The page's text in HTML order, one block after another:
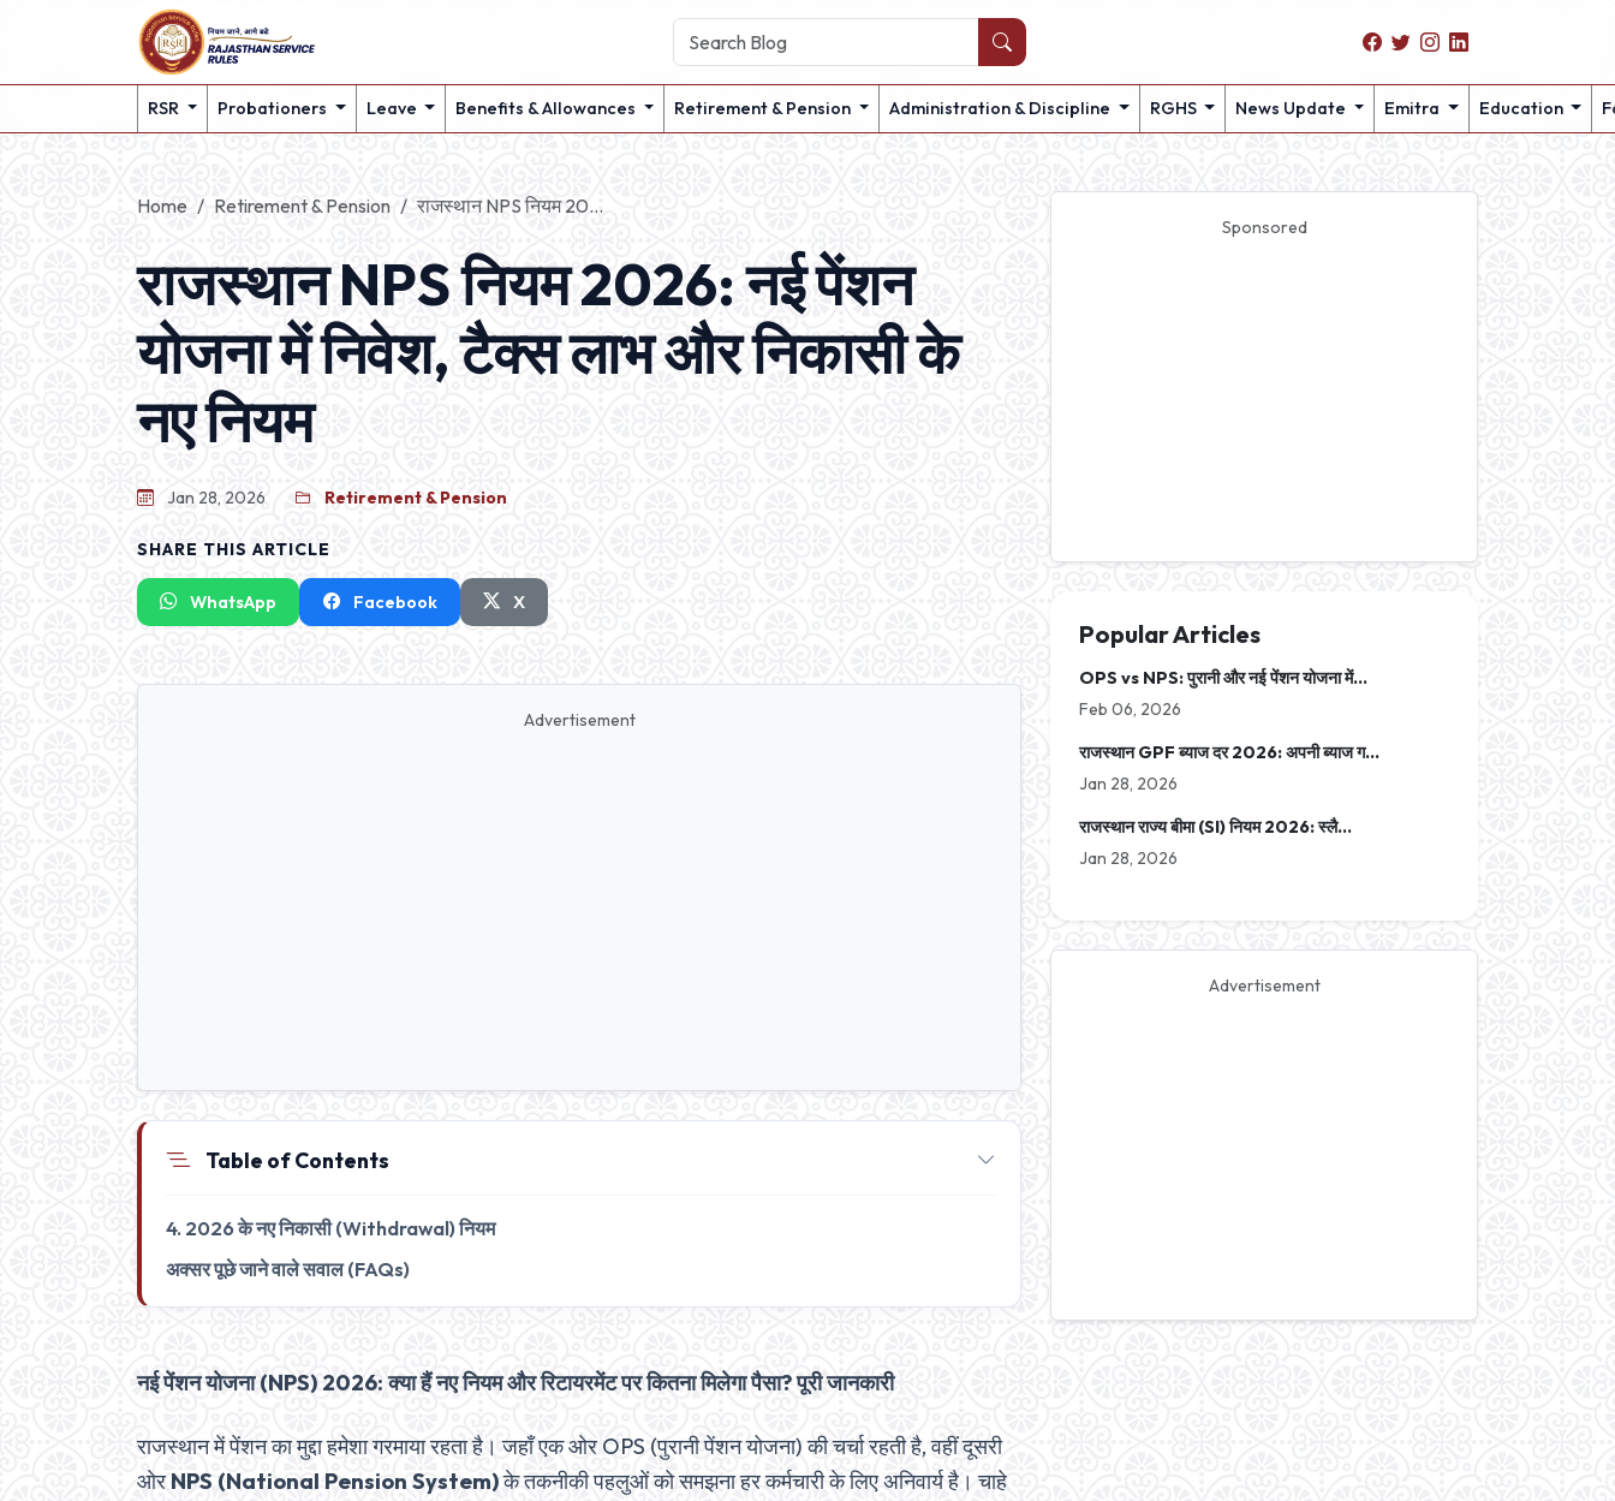
RSR Probationers Leave Benefits & Allowances Retirement & Pension Administration & Discipline RGHS News Update Emitra Education
Home Retirement & Pension राजस्थान NPS नियम 20...
राजस्थान NPS नियम 2026: नई पेंशन
योजना में निवेश, टैक्स लाभ और निकासी के
नए नियम
Jan 28, 2026 Retirement & Pension
SHARE THIS ARTICLE
WhatsApp Facebook X
Advertisement
Table of Contents
4. 2026 के नए निकासी (Withdrawal) नियम
अक्सर पूछे जाने वाले सवाल (FAQs)
नई पेंशन योजना (NPS) 2026: क्या हैं नए नियम और रिटायरमेंट पर कितना मिलेगा पैसा? पूरी जानकारी
राजस्थान में पेंशन का मुद्दा हमेशा गरमाया रहता है। जहाँ एक ओर OPS (पुरानी पेंशन योजना) की चर्चा रहती है, वहीं दूसरी
ओर NPS (National Pension System)के तकनीकी पहलुओं को समझना हर कर्मचारी के लिए अनिवार्य है। चाहे
Sponsored
Popular Articles
OPS vs NPS: पुरानी और नई पेंशन योजना में...
Feb 06, 2026
राजस्थान GPF ब्याज दर 2026: अपनी ब्याज ग...
Jan 28, 2026
राजस्थान राज्य बीमा (SI) नियम 2026: स्लै...
Jan 28, 2026
Advertisement